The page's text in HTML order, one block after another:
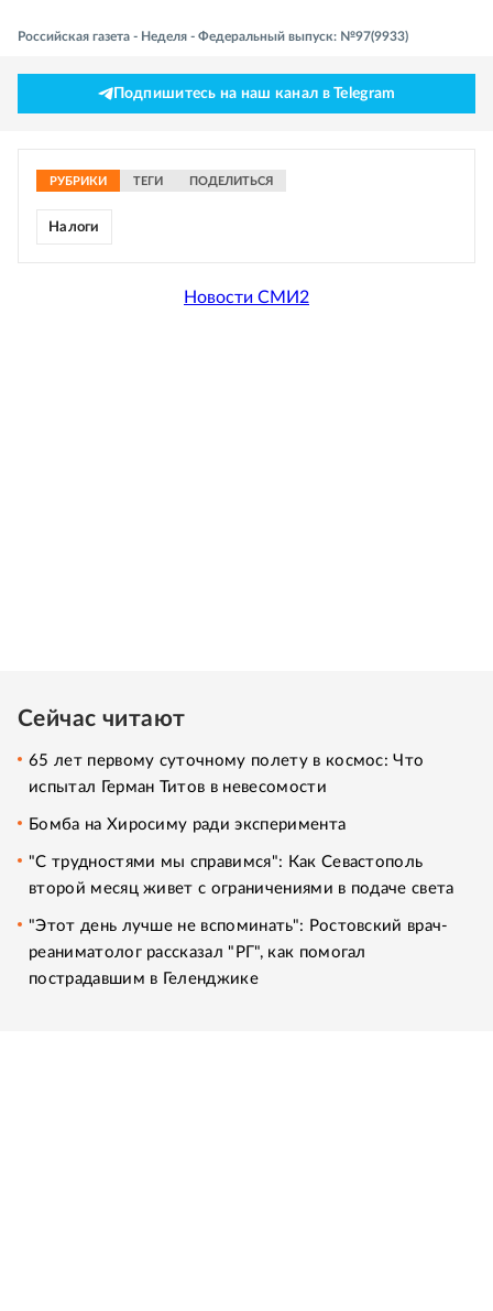
Российская газета - Неделя - Федеральный выпуск: №97(9933)
Подпишитесь на наш канал в Telegram
РУБРИКИ ТЕГИ ПОДЕЛИТЬСЯ
Налоги
Новости СМИ2
Сейчас читают
65 лет первому суточному полету в космос: Что
испытал Герман Титов в невесомости
Бомба на Хиросиму ради эксперимента
"С трудностями мы справимся": Как Севастополь
второй месяц живет с ограничениями в подаче света
"Этот день лучше не вспоминать": Ростовский врач-
реаниматолог рассказал "РГ", как помогал
пострадавшим в Геленджике